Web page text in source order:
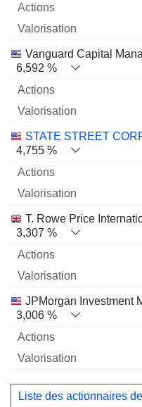
Vanguard Capital
6,592 %
STATE STREET
4,755 %
T. Rowe Price
3,307 %
JPMorgan Investment
3,006 %
Liste des actionnaires